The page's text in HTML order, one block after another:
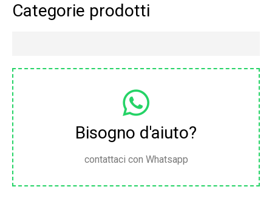
Categorie prodotti
Bisogno d'aiuto?
contattaci con Whatsapp